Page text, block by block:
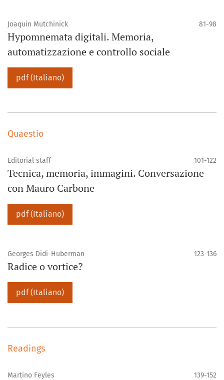
Joaquin Mutchinick 81-98
Hypomnemata digitali. Memoria,
automatizzazione e controllo sociale
pdf (Italiano)
Quaestio
Editorial staff 101-122
Tecnica, memoria, immagini. Conversazione
con Mauro Carbone
pdf (Italiano)
Georges Didi-Huberman 123-136
Radice o vortice?
pdf (Italiano)
Readings
Martino Feyles 139-152